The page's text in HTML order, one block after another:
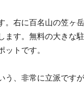
。右に百名山の笠ヶ
ます。無料の大きな
ットです。
う、非常に立派です